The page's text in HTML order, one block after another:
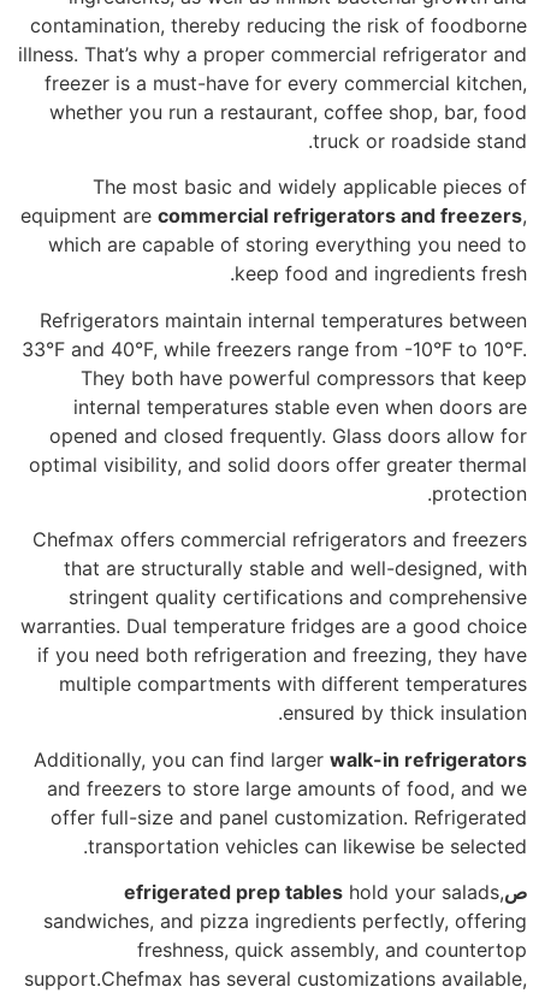
contamination, thereby reducing the risk of foodborne
illness. That’s why a proper commercial refrigerator and
freezer is a must-have for every commercial kitchen,
whether you run a restaurant, coffee shop, bar, food
truck or roadside stand.
The most basic and widely applicable pieces of
equipment are commercial refrigerators and freezers,
which are capable of storing everything you need to
keep food and ingredients fresh.
Refrigerators maintain internal temperatures between
33°F and 40°F, while freezers range from -10°F to 10°F.
They both have powerful compressors that keep
internal temperatures stable even when doors are
opened and closed frequently. Glass doors allow for
optimal visibility, and solid doors offer greater thermal
protection.
Chefmax offers commercial refrigerators and freezers
that are structurally stable and well-designed, with
stringent quality certifications and comprehensive
warranties. Dual temperature fridges are a good choice
if you need both refrigeration and freezing, they have
multiple compartments with different temperatures
ensured by thick insulation.
Additionally, you can find larger walk-in refrigerators
and freezers to store large amounts of food, and we
offer full-size and panel customization. Refrigerated
transportation vehicles can likewise be selected.
ص
efrigerated prep tables hold your salads,
sandwiches, and pizza ingredients perfectly, offering
freshness, quick assembly, and countertop
support.Chefmax has several customizations available,